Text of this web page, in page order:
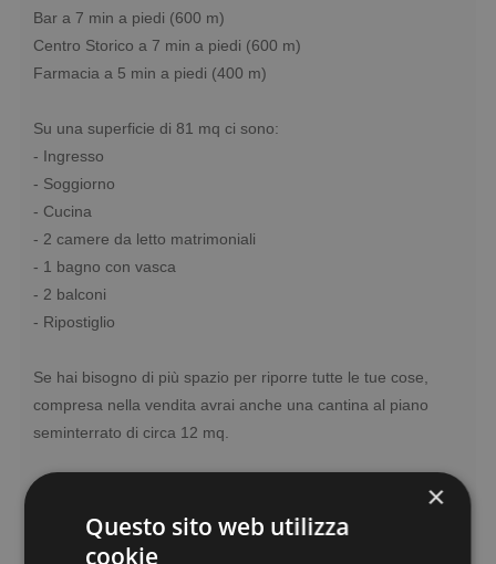
Bar a 7 min a piedi (600 m)
Centro Storico a 7 min a piedi (600 m)
Farmacia a 5 min a piedi (400 m)
Su una superficie di 81 mq ci sono:
- Ingresso
- Soggiorno
- Cucina
- 2 camere da letto matrimoniali
- 1 bagno con vasca
- 2 balconi
- Ripostiglio
Se hai bisogno di più spazio per riporre tutte le tue cose,
compresa nella vendita avrai anche una cantina al piano
seminterrato di circa 12 mq.
Sai cosa rende tanto speciale questo appartamento? E' in
una zona molto tranquilla e residenziale, ma allo stesso
tempo a pochi passi sei nel Centro di Sarzana con tutte le
×
Questo sito web utilizza
cookie